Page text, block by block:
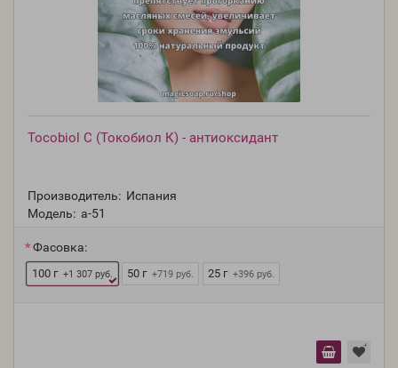
Tocobiol C (Токобиол К) - антиоксидант
Производитель: Испания
Модель: a-51
Фасовка:
100 г +1 307 руб. 50 г +719 руб. 25 г +396 руб.